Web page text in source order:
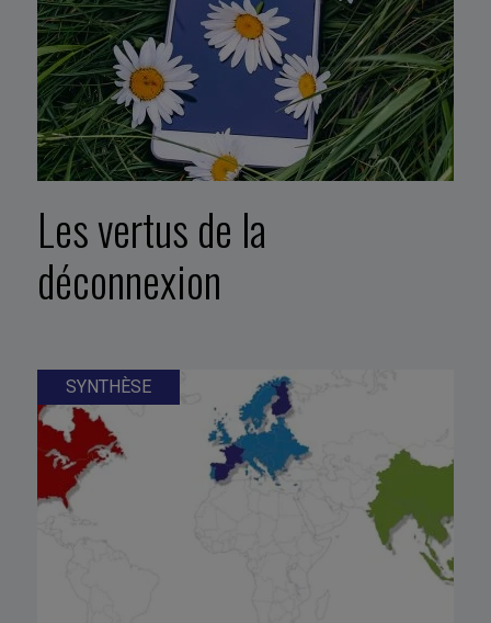
Les vertus de la
déconnexion
SYNTHÈSE